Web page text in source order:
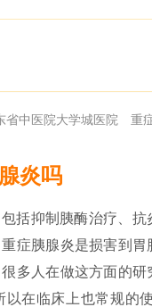
省中医院大学城医院 重
炎吗
括抑制胰酶治疗、
症胰腺炎是损害到
多人在做这方面的
在临床上也常规的